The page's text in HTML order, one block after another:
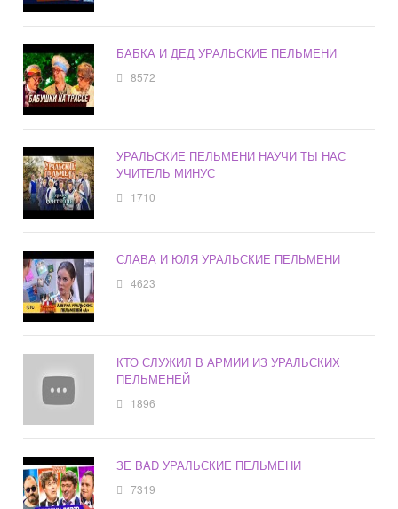
БАБКА И ДЕД УРАЛЬСКИЕ ПЕЛЬМЕНИ
8572
УРАЛЬСКИЕ ПЕЛЬМЕНИ НАУЧИ ТЫ НАС
УЧИТЕЛЬ МИНУС
1710
СЛАВА И ЮЛЯ УРАЛЬСКИЕ ПЕЛЬМЕНИ
4623
КТО СЛУЖИЛ В АРМИИ ИЗ УРАЛЬСКИХ
ПЕЛЬМЕНЕЙ
1896
ЗЕ BAD УРАЛЬСКИЕ ПЕЛЬМЕНИ
7319